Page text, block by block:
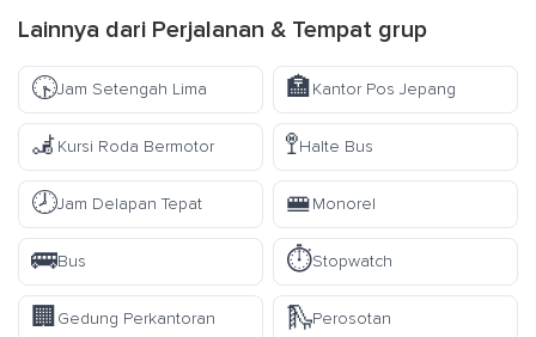
Lainnya dari Perjalanan & Tempat grup
🕟Jam Setengah Lima 🏣Kantor Pos Jepang
🦼Kursi Roda Bermotor 🚏Halte Bus
🕗Jam Delapan Tepat 🚝Monorel
🚌Bus ⏱️Stopwatch
🏢Gedung Perkantoran 🛝Perosotan